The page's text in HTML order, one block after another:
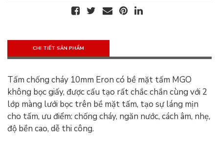
CHI TIẾT SẢN PHẨM
Tấm chống cháy 10mm Eron có bề mặt tấm MGO
không bọc giấy, được cấu tạo rất chắc chắn cùng với 2
lớp màng lưới bọc trên bề mặt tấm, tạo sự láng mịn
cho tấm, ưu điểm: chống cháy, ngăn nước, cách âm, nhẹ,
độ bền cao, dễ thi công.